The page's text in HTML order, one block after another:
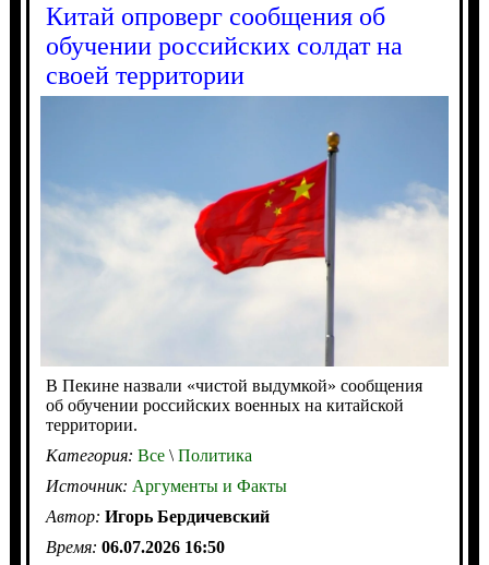
Китай опроверг сообщения об
обучении российских солдат на
своей территории
В Пекине назвали «чистой выдумкой» сообщения
об обучении российских военных на китайской
территории.
Категория: Все\Политика
Источник: Аргументы и Факты
Автор: Игорь Бердичевский
Время: 06.07.2026 16:50